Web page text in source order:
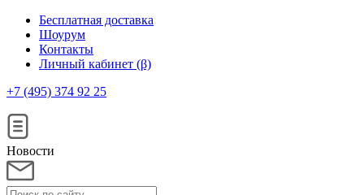
Бесплатная доставка
Шоурум
Контакты
Личный кабинет (β)
+7 (495) 374 92 25
Новости